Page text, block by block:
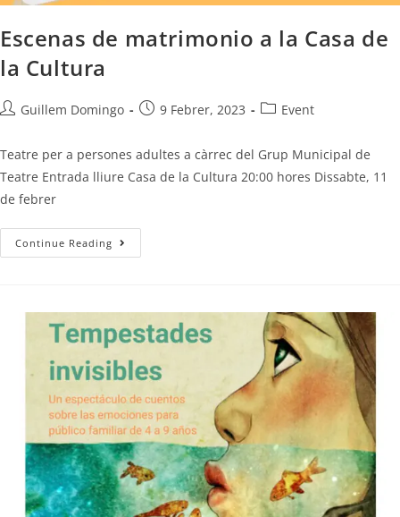
Escenas de matrimonio a la Casa de
la Cultura
Guillem Domingo 9 Febrer, 2023 Event
Teatre per a persones adultes a càrrec del Grup Municipal de
Teatre Entrada lliure Casa de la Cultura 20:00 hores Dissabte, 11
de febrer
Continue Reading